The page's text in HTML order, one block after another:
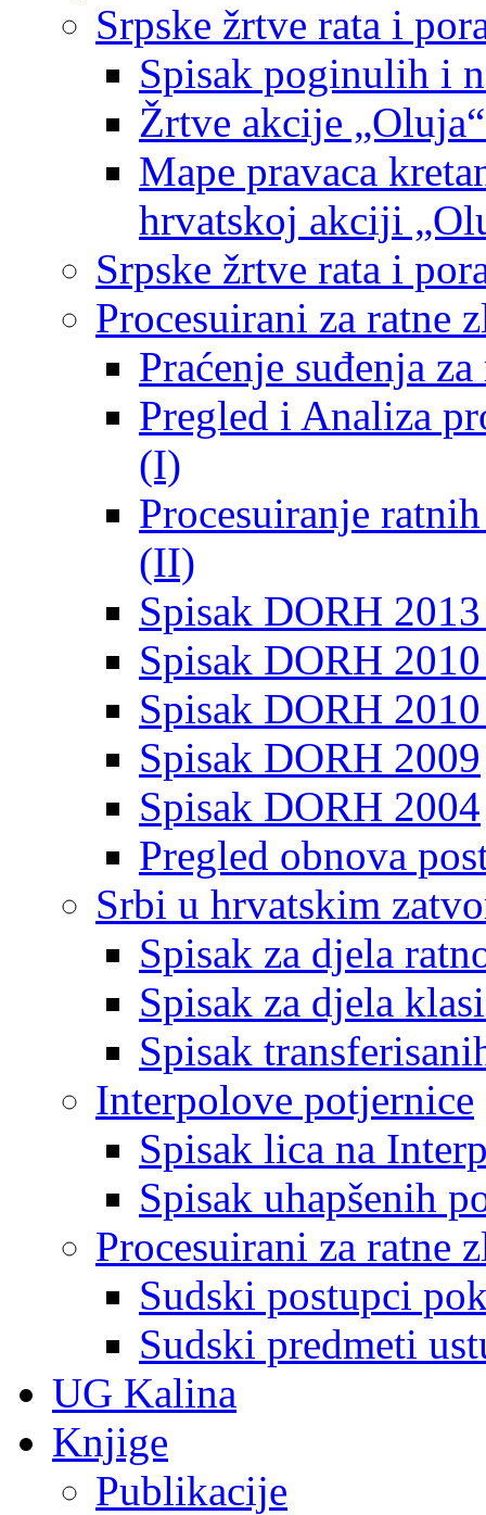
Srpske žrtve rata i
Spisak poginulih i
Žrtve akcije
Mape pravaca
hrvatskoj akciji
Srpske žrtve rata i
Procesuirani za ratne
Praćenje suđenja
Pregled i Analiza
(I)
Procesuiranje
(II)
Spisak DORH
Spisak DORH
Spisak DORH
Spisak DORH 2009
Spisak DORH 2004
Pregled obnova
Srbi u hrvatskim
Spisak za djela
Spisak za djela
Spisak
Interpolove potjernice
Spisak lica na
Spisak uhapšenih
Procesuirani za ratne
Sudski postupci
Sudski predmeti
UG Kalina
Knjige
Publikacije